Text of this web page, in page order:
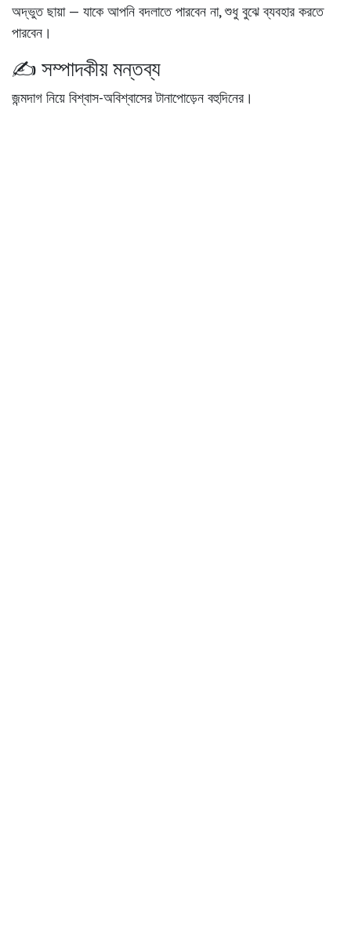
অদ্ভুত ছায়া — যাকে আপনি বদলাতে পারবেন না, শুধু বুঝে ব্যবহার করতে
পারবেন।
✍️ সম্পাদকীয় মন্তব্য
জন্মদাগ নিয়ে বিশ্বাস-অবিশ্বাসের টানাপোড়েন বহুদিনের।